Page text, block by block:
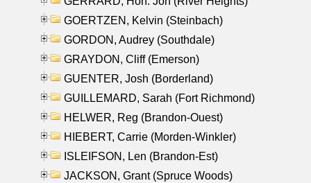
GOERTZEN, Kelvin (Steinbach)
GORDON, Audrey (Southdale)
GRAYDON, Cliff (Emerson)
GUENTER, Josh (Borderland)
GUILLEMARD, Sarah (Fort Richmond)
HELWER, Reg (Brandon-Ouest)
HIEBERT, Carrie (Morden-Winkler)
ISLEIFSON, Len (Brandon-Est)
JACKSON, Grant (Spruce Woods)